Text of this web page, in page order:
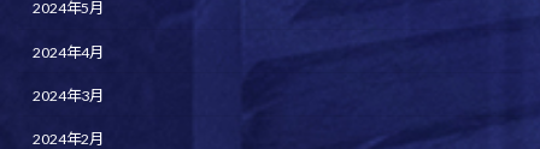
2024年5月
2024年4月
2024年3月
2024年2月